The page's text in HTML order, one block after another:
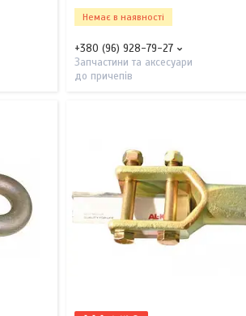
Немає в наявності
+380 (96) 928-79-27
Запчастини та аксесуари
до причепів